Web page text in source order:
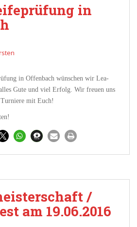
in
in Offenbach wünschen wir Lea-
Gute und viel Erfolg. Wir freuen uns
mit Euch!
/
am 19.06.2016